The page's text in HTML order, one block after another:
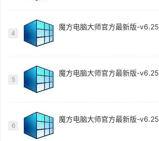
4
魔方电脑大师官方最新版-v6.25
5
魔方电脑大师官方最新版-v6.25
6
魔方电脑大师官方最新版-v6.25